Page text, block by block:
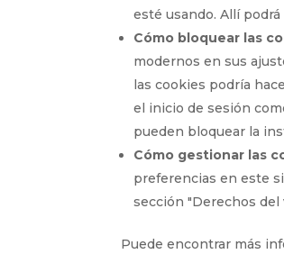
esté usando. Allí
Cómo bloquear las
modernos en sus
las cookies podría
el inicio de sesión
pueden bloquear la
Cómo gestionar las
preferencias en este
sección "Derechos
Puede encontrar más